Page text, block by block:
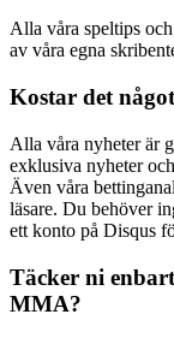
Alla våra speltips
av våra egna
Kostar det
Alla våra nyheter är
exklusiva nyheter
Även våra
läsare. Du behöver
ett konto på Disqus
Täcker ni
MMA?